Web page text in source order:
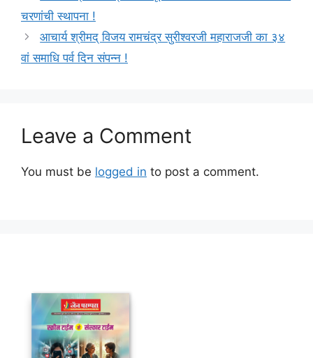
चरणांची स्थापना !
आचार्य श्रीमद् विजय रामचंद्र सुरीश्वरजी महाराजजी का ३४
वां समाधि पर्व दिन संपन्न !
Leave a Comment
You must be logged in to post a comment.